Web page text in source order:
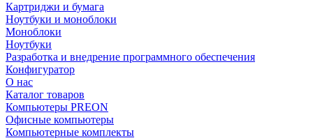
Картриджи и бумага
Ноутбуки и моноблоки
Моноблоки
Ноутбуки
Разработка и внедрение программного обеспечения
Конфигуратор
О нас
Каталог товаров
Компьютеры PREON
Офисные компьютеры
Компьютерные комплекты